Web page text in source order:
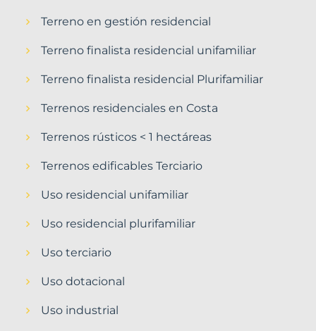
Terreno en gestión residencial
Terreno finalista residencial unifamiliar
Terreno finalista residencial Plurifamiliar
Terrenos residenciales en Costa
Terrenos rústicos < 1 hectáreas
Terrenos edificables Terciario
Uso residencial unifamiliar
Uso residencial plurifamiliar
Uso terciario
Uso dotacional
Uso industrial